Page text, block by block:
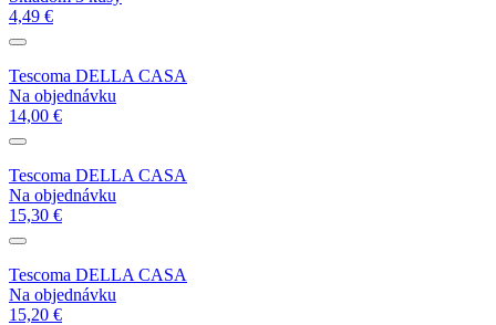
4,49 €
Tescoma DELLA CASA
Na objednávku
14,00 €
Tescoma DELLA CASA
Na objednávku
15,30 €
Tescoma DELLA CASA
Na objednávku
15,20 €